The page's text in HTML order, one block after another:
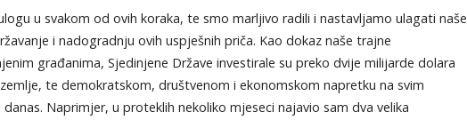
u svakom od ovih koraka, te smo marljivo radili i nastavljamo ulagati naše
i nadogradnju ovih uspješnih priča. Kao dokaz naše trajne
građanima, Sjedinjene Države investirale su preko dvije milijarde dolara
te demokratskom, društvenom i ekonomskom napretku na svim
Naprimjer, u proteklih nekoliko mjeseci najavio sam dva velika